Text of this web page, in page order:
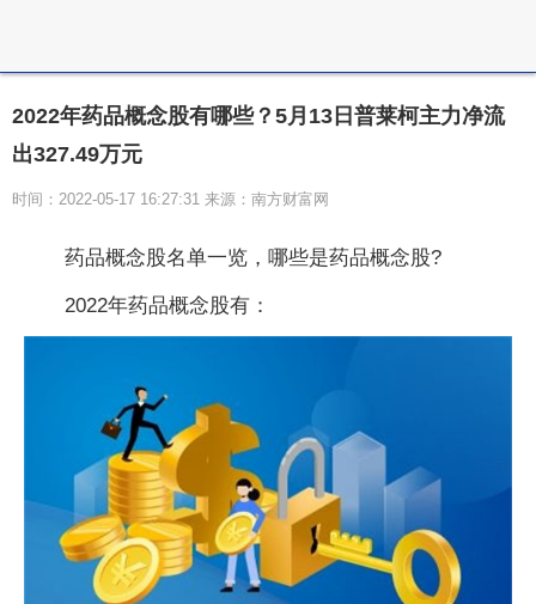
2022年药品概念股有哪些？5月13日普莱柯主力净流
出327.49万元
时间：2022-05-17 16:27:31 来源：南方财富网
药品概念股名单一览，哪些是药品概念股?
2022年药品概念股有：